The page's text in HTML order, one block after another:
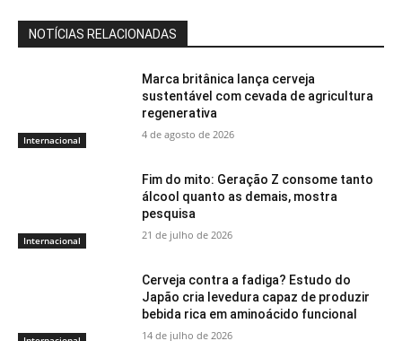
NOTÍCIAS RELACIONADAS
Internacional
Marca britânica lança cerveja
sustentável com cevada de agricultura
regenerativa
4 de agosto de 2026
Internacional
Fim do mito: Geração Z consome tanto
álcool quanto as demais, mostra
pesquisa
21 de julho de 2026
Cerveja contra a fadiga? Estudo do
Japão cria levedura capaz de produzir
bebida rica em aminoácido funcional
14 de julho de 2026